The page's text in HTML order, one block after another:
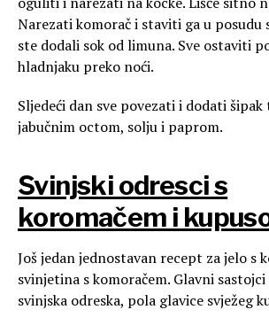
Narezati komorač i staviti ga u posudu
ste dodali sok od limuna. Sve ostaviti
hladnjaku preko noći.
Sljedeći dan sve povezati i dodati
jabučnim octom, solju i paprom.
Svinjski odresci s
koromačem i
Još jedan jednostavan recept za jelo s
svinjetina s komoračem. Glavni
svinjska odreska, pola glavice svježeg